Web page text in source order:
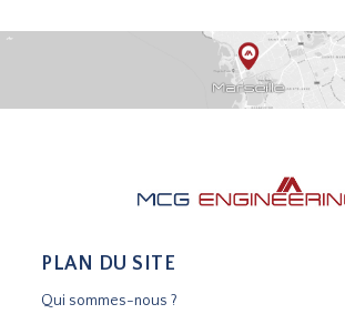
PLAN DU SITE
Qui sommes-nous ?